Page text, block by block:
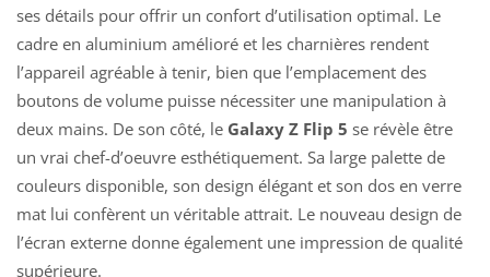
ses détails pour offrir un confort d’utilisation optimal. Le
cadre en aluminium amélioré et les charnières rendent
l’appareil agréable à tenir, bien que l’emplacement des
boutons de volume puisse nécessiter une manipulation à
deux mains. De son côté, le Galaxy Z Flip 5 se révèle être
un vrai chef-d’oeuvre esthétiquement. Sa large palette de
couleurs disponible, son design élégant et son dos en verre
mat lui confèrent un véritable attrait. Le nouveau design de
l’écran externe donne également une impression de qualité
supérieure.